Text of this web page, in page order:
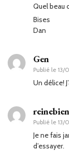
Quel beau
Bises
Dan
Gen
Publié le 13/
Un délice!
Publié le 13/
Je ne fais
d’essayer.